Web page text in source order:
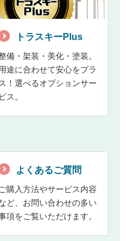
トラスキーPlus
備・架装・美化・塗装。
用途に合わせて安心をプラ
ス！選べるオプションサー
ビス。
よくあるご質問
ご購入方法やサービス内容
ど、お問い合わせの多い
項をご覧いただけます。